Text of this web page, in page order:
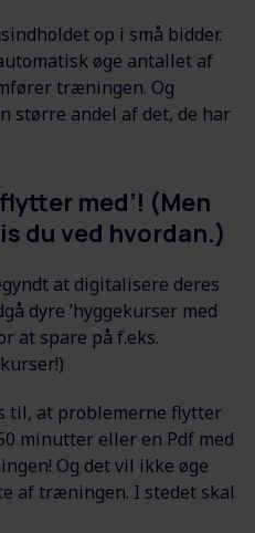
op i små bidder.
øge antallet af
træningen. Og
større andel af det, de har
med’! (Men
du ved hvordan.)
at digitalisere deres
dyre ’hyggekurser med
at spare på f.eks.
til, at problemerne flytter
minutter eller en Pdf med
Og det vil ikke øge
af træningen. I stedet skal